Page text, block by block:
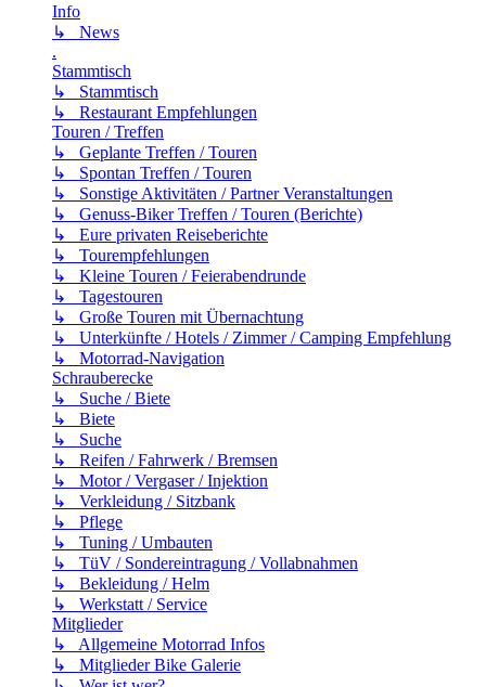
Info
↳ News
.
Stammtisch
↳ Stammtisch
↳ Restaurant Empfehlungen
Touren / Treffen
↳ Geplante Treffen / Touren
↳ Spontan Treffen / Touren
↳ Sonstige Aktivitäten / Partner Veranstaltungen
↳ Genuss-Biker Treffen / Touren (Berichte)
↳ Eure privaten Reiseberichte
↳ Tourempfehlungen
↳ Kleine Touren / Feierabendrunde
↳ Tagestouren
↳ Große Touren mit Übernachtung
↳ Unterkünfte / Hotels / Zimmer / Camping Empfehlung
↳ Motorrad-Navigation
Schrauberecke
↳ Suche / Biete
↳ Biete
↳ Suche
↳ Reifen / Fahrwerk / Bremsen
↳ Motor / Vergaser / Injektion
↳ Verkleidung / Sitzbank
↳ Pflege
↳ Tuning / Umbauten
↳ TüV / Sondereintragung / Vollabnahmen
↳ Bekleidung / Helm
↳ Werkstatt / Service
Mitglieder
↳ Allgemeine Motorrad Infos
↳ Mitglieder Bike Galerie